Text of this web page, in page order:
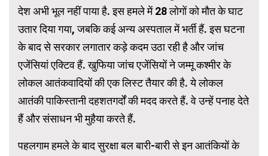
देश अभी भूल नहीं पाया है. इस हमले में 28 लोगों को मौत के घाट
उतार दिया गया, जबकि कई अन्य अस्पताल में भर्ती हैं. इस घटना
के बाद से सरकार लगातार कड़े कदम उठा रही है और जांच
एजेंसियां एक्टिव हैं. खुफिया जांच एजेंसियों ने जम्मू कश्मीर के
लोकल आतंकवादियों की एक लिस्ट तैयार की है. ये लोकल
आतंकी पाकिस्तानी दहशतगर्दों की मदद करते हैं. वे उन्हें पनाह देते
हैं और संसाधन भी मुहैया करते हैं.
पहलगाम हमले के बाद सुरक्षा बल बारी-बारी से इन आतंकियों के